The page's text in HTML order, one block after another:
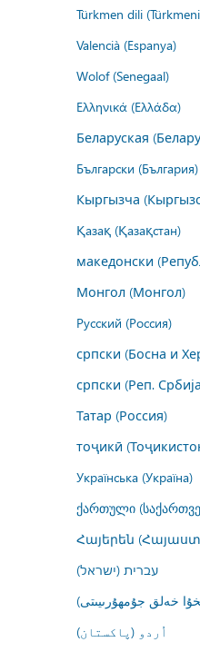
Türkmen dili
Valencià (Espanya)
Wolof (Senegaal)
Ελληνικά (Ελλάδα)
Беларуская
Български (България)
Кыргызча
Қазақ (Қазақстан)
македонски
Монгол (Монгол)
Русский (Россия)
српски (Босна и
српски (Реп.
Татар (Россия)
тоҷикӣ
Українська (Україна)
ქართული
Հայերեն
עברית (ישראל)
خەلق جۇمھۇرىيىتى)
اُردو (پاکستان)